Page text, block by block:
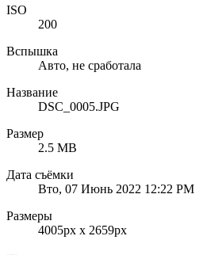
ISO
200
Вспышка
Авто, не сработала
Название
DSC_0005.JPG
Размер
2.5 MB
Дата съёмки
Вто, 07 Июнь 2022 12:22 PM
Размеры
4005px x 2659px